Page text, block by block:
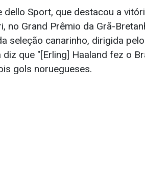
dello Sport, que destacou a
no Grand Prêmio da Grã-
seleção canarinho, dirigida
diz que "[Erling] Haaland fez o
gols noruegueses.